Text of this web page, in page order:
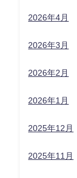
2026年4月
2026年3月
2026年2月
2026年1月
2025年12月
2025年11月